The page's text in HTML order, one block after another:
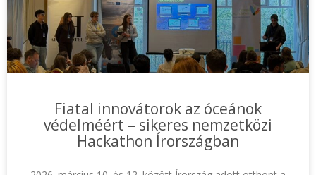
Fiatal innovátorok az óceánok
védelméért – sikeres nemzetközi
Hackathon Írországban